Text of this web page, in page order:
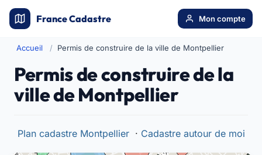
France Cadastre Mon compte
Accueil Permis de construire de la ville de Montpellier
Permis de construire de la
ville de Montpellier
Plan cadastre Montpellier· Cadastre autour de moi